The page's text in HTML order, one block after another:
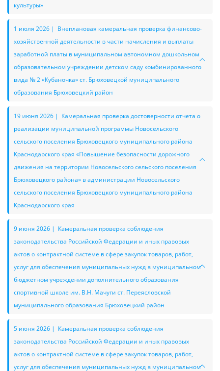
культуры»
1 июля 2026 | Внеплановая камеральная проверка финансово-
хозяйственной деятельности в части начисления и выплаты
заработной платы в муниципальном автономном дошкольном
образовательном учреждении детском саду комбинированного
вида № 2 «Кубаночка» ст. Брюховецкой муниципального
образования Брюховецкий район
19 июня 2026 | Камеральная проверка достоверности отчета о
реализации муниципальной программы Новосельского
сельского поселения Брюховецкого муниципального района
Краснодарского края «Повышение безопасности дорожного
движения на территории Новосельского сельского поселения
Брюховецкого района» в администрации Новосельского
сельского поселения Брюховецкого муниципального района
Краснодарского края
9 июня 2026 | Камеральная проверка соблюдения
законодательства Российской Федерации и иных правовых
актов о контрактной системе в сфере закупок товаров, работ,
услуг для обеспечения муниципальных нужд в муниципальном
бюджетном учреждении дополнительного образования
спортивной школе им. В.Н. Мачуги ст. Переясловской
муниципального образования Брюховецкий район
5 июня 2026 | Камеральная проверка соблюдения
законодательства Российской Федерации и иных правовых
актов о контрактной системе в сфере закупок товаров, работ,
услуг для обеспечения муниципальных нужд в муниципальном